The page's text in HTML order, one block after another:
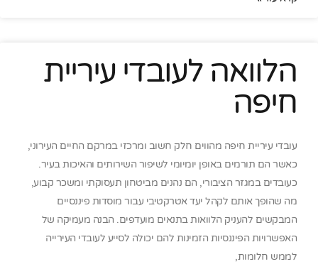
הלוואה לעובדי עיריית
חיפה
עובדי עיריית חיפה מהווים חלק חשוב ומרכזי במרקם החיים העירוני,
כאשר הם תורמים באופן יומיומי לשיפור השירותים והאיכות בעיר.
כעובדים במגזר הציבורי, הם נהנים מביטחון תעסוקתי ומשכר קבוע,
מה שהופך אותם לקהל יעד אטרקטיבי עבור מוסדות פיננסיים
המבקשים להעניק הלוואות בתנאים מועדפים. הבנה מעמיקה של
האפשרויות הפיננסיות הזמינות להם יכולה לסייע לעובדי העירייה
לממש חלומות,